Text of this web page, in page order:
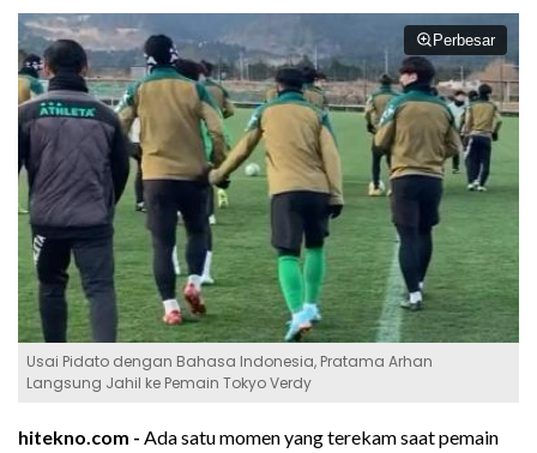
Perbesar
Usai Pidato dengan Bahasa Indonesia, Pratama Arhan
Langsung Jahil ke Pemain Tokyo Verdy
hitekno.com - Ada satu momen yang terekam saat pemain